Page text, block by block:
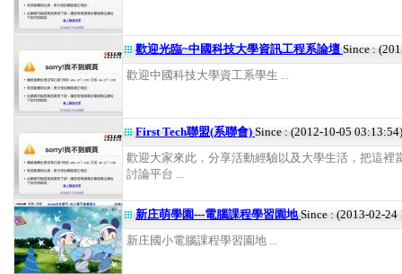
歡迎光臨~中國科技大學資訊工程系論壇 Since :
歡迎中國科技大學資工系學生 ...
First Tech聯盟(系聯會) Since : (2012-10-05 03:13:54)
歡迎大家來此，分享活動經驗以及大學生活，把這裡
討論平台 ...
新庄萌學園---電腦課程學習園地Since : (2013-02-24
新庄國小電腦課程學習園地 ...